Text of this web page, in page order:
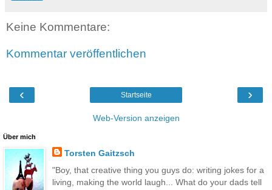
Keine Kommentare:
Kommentar veröffentlichen
‹ ›
Startseite
Web-Version anzeigen
Über mich
Torsten Gaitzsch
"Boy, that creative thing you guys do: writing jokes for a
living, making the world laugh... What do your dads tell